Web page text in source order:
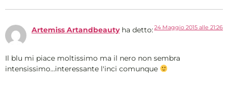
Artemiss Artandbeauty ha detto:24 Maggio 2015 alle 21:26
Il blu mi piace moltissimo ma il nero non sembra
intensissimo…interessante l'inci comunque